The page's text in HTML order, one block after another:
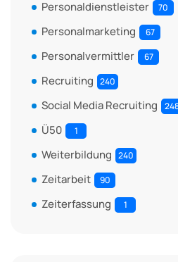
Personaldienstleister 70
Personalmarketing 67
Personalvermittler 67
Recruiting 240
Social Media Recruiting
Ü50 1
Weiterbildung 240
Zeitarbeit 90
Zeiterfassung 1